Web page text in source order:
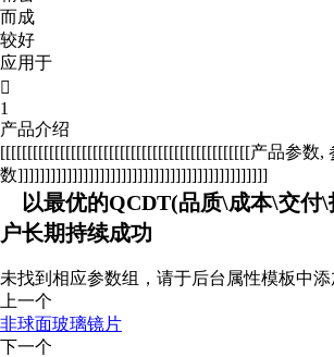
而成
较好
应用于

1
产品介绍
[[[[[[[[[[[[[[[[[[[[[[[[[[[[[[[[[[[[[[[[[[[[[[产品参数,
数]]]]]]]]]]]]]]]]]]]]]]]]]]]]]]]]]]]]]]]]]]]]]]
以最优的QCDT(品质\成本\交付\
户长期持续成功
未找到相应参数组，请于后台属性模板中添
上一个
非球面玻璃镜片
下一个